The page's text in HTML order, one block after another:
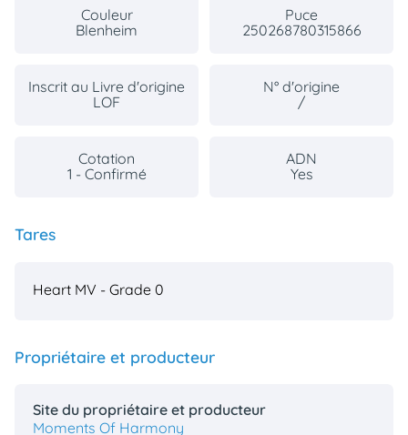
Couleur
Blenheim
Puce
250268780315866
Inscrit au Livre d'origine
LOF
N° d'origine
/
Cotation
1 - Confirmé
ADN
Yes
Tares
Heart MV - Grade 0
Propriétaire et producteur
Site du propriétaire et producteur
Moments Of Harmony